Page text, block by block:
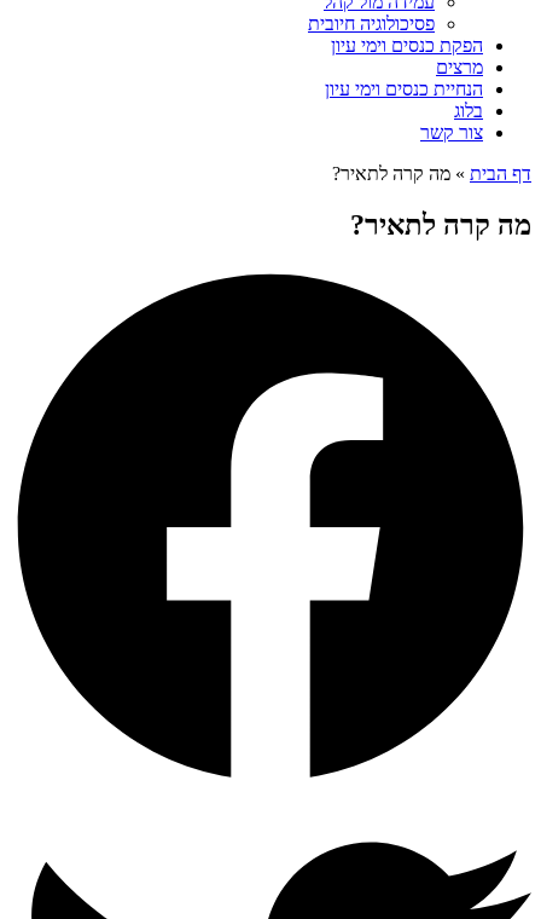
פסיכולוגיה חיובית
הפקת כנסים וימי עיון
מרצים
הנחיית כנסים וימי עיון
בלוג
צור קשר
דף הבית » מה קרה לתאיר?
מה קרה לתאיר?